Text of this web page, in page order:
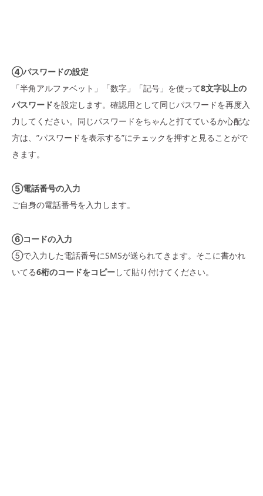
④パスワードの設定
「半角アルファベット」「数字」「記号」を使って8文字以上の
パスワードを設定します。確認用として同じパスワードを再度入
力してください。同じパスワードをちゃんと打てているか心配な
方は、”パスワードを表示する”にチェックを押すと見ることがで
きます。
⑤電話番号の入力
ご自身の電話番号を入力します。
⑥コードの入力
⑤で入力した電話番号にSMSが送られてきます。そこに書かれ
いてる6桁のコードをコピーして貼り付けてください。